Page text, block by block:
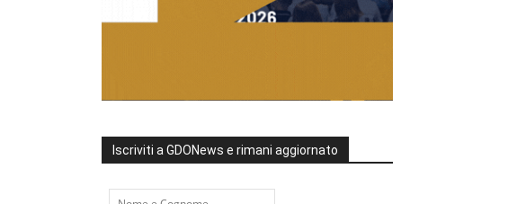
Iscriviti a GDONews e rimani aggiornato